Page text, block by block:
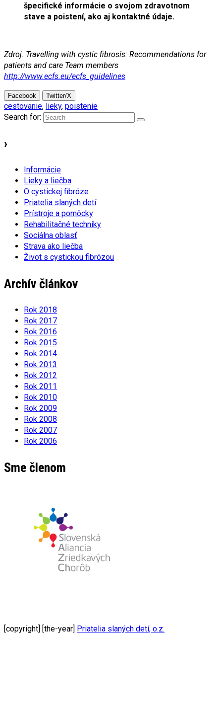
špecifické informácie o svojom zdravotnom
stave a poistení, ako aj kontaktné údaje.
Zdroj: Travelling with cystic fibrosis: Recommendations for
patients and care Team members
http://www.ecfs.eu/ecfs_guidelines
Facebook Twitter/X
cestovanie, lieky, poistenie
Search for:
›
Informácie
Lieky a liečba
O cystickej fibróze
Priatelia slaných detí
Prístroje a pomôcky
Rehabilitačné techniky
Sociálna oblasť
Strava ako liečba
Život s cystickou fibrózou
Archív článkov
Rok 2018
Rok 2017
Rok 2016
Rok 2015
Rok 2014
Rok 2013
Rok 2012
Rok 2011
Rok 2010
Rok 2009
Rok 2008
Rok 2007
Rok 2006
Sme členom
[copyright] [the-year] Priatelia slaných detí, o.z.